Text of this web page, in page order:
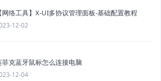
【网络工具】X-UI多协议管理面板-基础配置教程
12-02
菲克蓝牙鼠标怎么连接电脑
12-04